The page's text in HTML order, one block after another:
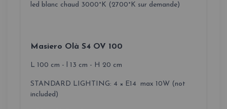
led blanc chaud 3000°K (2700°K sur demande)
Masiero Olà S4 OV 100
L 100 cm - l 13 cm - H 20 cm
STANDARD LIGHTING: 4 × E14 max 10W (not
included)